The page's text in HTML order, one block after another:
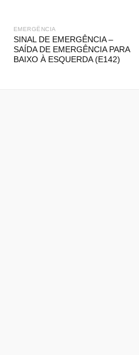
EMERGÊNCIA
SINAL DE EMERGÊNCIA –
SAÍDA DE EMERGÊNCIA PARA
BAIXO À ESQUERDA (E142)